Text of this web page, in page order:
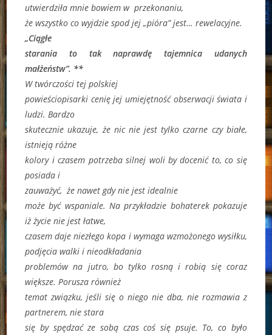
utwierdziła mnie bowiem w przekonaniu,
że wszystko co wyjdzie spod jej „pióra” jest… rewelacyjne.
„Ciągłe
starania to tak naprawdę tajemnica udanych
małżeństw”. **
W twórczości tej polskiej
powieściopisarki cenię jej umiejętność obserwacji świata i
ludzi. Bardzo
skutecznie ukazuje, że nic nie jest tylko czarne czy białe,
istnieją różne
kolory i czasem potrzeba silnej woli by docenić to, co się
posiada i
zauważyć, że nawet gdy nie jest idealnie
może być wspaniale. Na przykładzie bohaterek pokazuje
iż życie nie jest łatwe,
czasem daje niezłego kopa i wymaga wzmożonego wysiłku,
podjęcia walki i nieodkładania
problemów na jutro, bo tylko rosną i robią się coraz
większe. Porusza również
temat związku, jeśli się o niego nie dba, nie rozmawia z
partnerem, nie stara
się by spędzać ze sobą czas coś się psuje. To, co było